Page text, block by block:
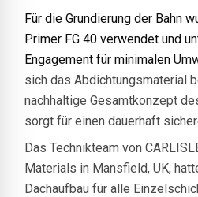
Für die Grundierung der Bahn
Primer FG 40 verwendet und
Engagement für minimalen
sich das Abdichtungsmaterial
nachhaltige Gesamtkonzept
sorgt für einen dauerhaft
Das Technikteam von
Materials in Mansfield, UK,
Dachaufbau für alle